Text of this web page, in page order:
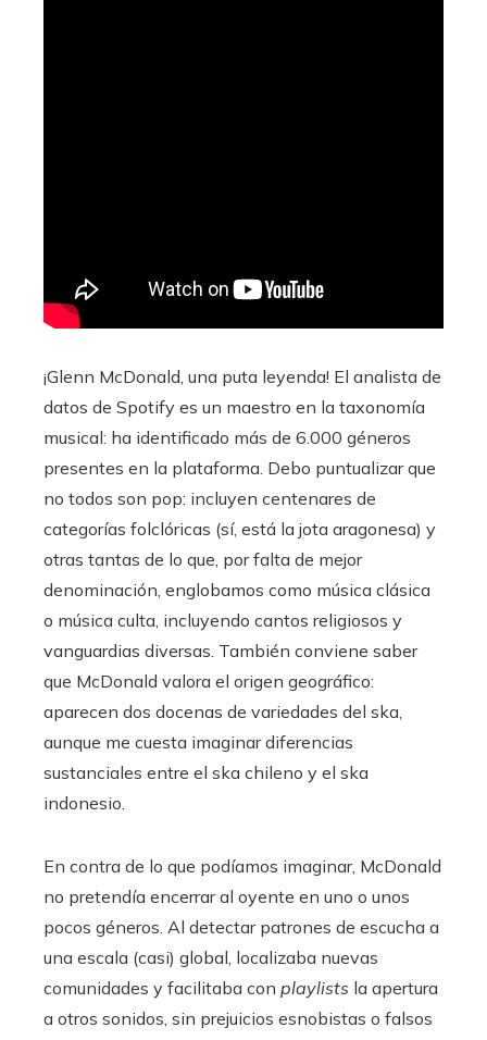
¡Glenn McDonald, una puta leyenda! El analista de
datos de Spotify es un maestro en la taxonomía
musical: ha identificado más de 6.000 géneros
presentes en la plataforma. Debo puntualizar que
no todos son pop: incluyen centenares de
categorías folclóricas (sí, está la jota aragonesa) y
otras tantas de lo que, por falta de mejor
denominación, englobamos como música clásica
o música culta, incluyendo cantos religiosos y
vanguardias diversas. También conviene saber
que McDonald valora el origen geográfico:
aparecen dos docenas de variedades del ska,
aunque me cuesta imaginar diferencias
sustanciales entre el ska chileno y el ska
indonesio.
En contra de lo que podíamos imaginar, McDonald
no pretendía encerrar al oyente en uno o unos
pocos géneros. Al detectar patrones de escucha a
una escala (casi) global, localizaba nuevas
comunidades y facilitaba con playlists la apertura
a otros sonidos, sin prejuicios esnobistas o falsos